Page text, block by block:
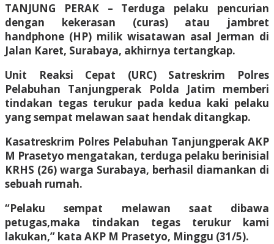
TANJUNG PERAK – Terduga pelaku pencurian
dengan kekerasan (curas) atau jambret
handphone (HP) milik wisatawan asal Jerman di
Jalan Karet, Surabaya, akhirnya tertangkap.
Unit Reaksi Cepat (URC) Satreskrim Polres
Pelabuhan Tanjungperak Polda Jatim memberi
tindakan tegas terukur pada kedua kaki pelaku
yang sempat melawan saat hendak ditangkap.
Kasatreskrim Polres Pelabuhan Tanjungperak AKP
M Prasetyo mengatakan, terduga pelaku berinisial
KRHS (26) warga Surabaya, berhasil diamankan di
sebuah rumah.
“Pelaku sempat melawan saat dibawa
petugas,maka tindakan tegas terukur kami
lakukan,” kata AKP M Prasetyo, Minggu (31/5).